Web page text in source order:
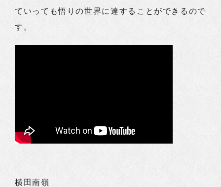
ていっても悟りの世界に達することができるので
す。
横田南嶺